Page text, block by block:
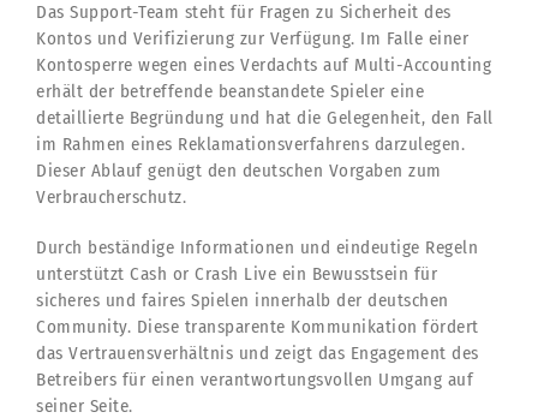
Das Support-Team steht für Fragen zu Sicherheit des
Kontos und Verifizierung zur Verfügung. Im Falle einer
Kontosperre wegen eines Verdachts auf Multi-Accounting
erhält der betreffende beanstandete Spieler eine
detaillierte Begründung und hat die Gelegenheit, den Fall
im Rahmen eines Reklamationsverfahrens darzulegen.
Dieser Ablauf genügt den deutschen Vorgaben zum
Verbraucherschutz.
Durch beständige Informationen und eindeutige Regeln
unterstützt Cash or Crash Live ein Bewusstsein für
sicheres und faires Spielen innerhalb der deutschen
Community. Diese transparente Kommunikation fördert
das Vertrauensverhältnis und zeigt das Engagement des
Betreibers für einen verantwortungsvollen Umgang auf
seiner Seite.